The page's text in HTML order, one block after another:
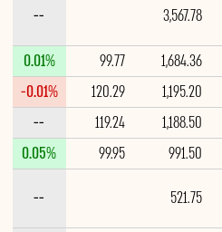
3,567.78
--
1,684.36
99.77
0.01%
1,195.20
120.29
-0.01%
1,188.50
119.24
--
991.50
99.95
0.05%
521.75
--